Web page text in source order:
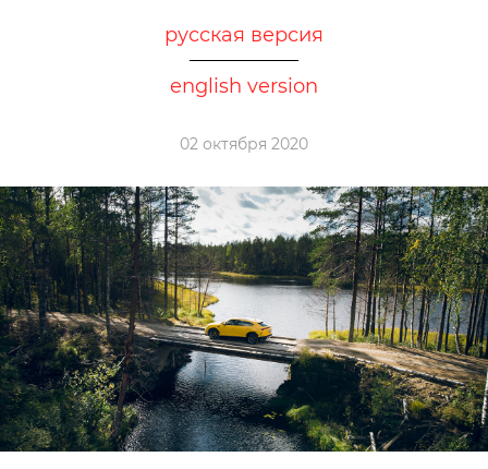
русская версия
english version
02 октября 2020